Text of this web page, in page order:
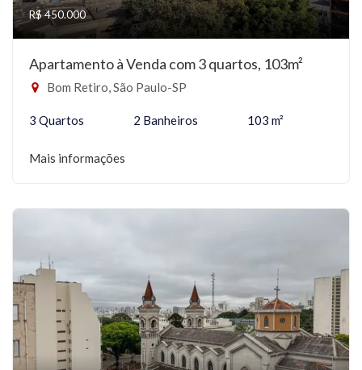
R$ 450.000
Apartamento à Venda com 3 quartos, 103m²
Bom Retiro, São Paulo-SP
3 Quartos 2 Banheiros 103 m²
Mais informações